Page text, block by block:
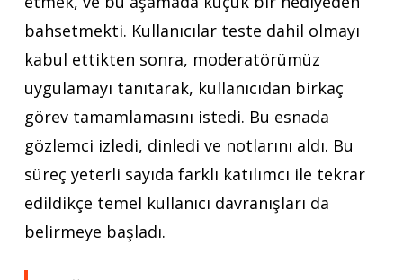
bahsetmekti. Kullanıcılar teste dahil olmayı
kabul ettikten sonra, moderatörümüz
uygulamayı tanıtarak, kullanıcıdan birkaç
görev tamamlamasını istedi. Bu esnada
gözlemci izledi, dinledi ve notlarını aldı. Bu
süreç yeterli sayıda farklı katılımcı ile tekrar
edildikçe temel kullanıcı davranışları da
belirmeye başladı.